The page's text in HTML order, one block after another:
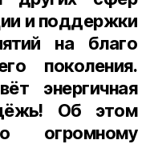
и поддержки
на благо
поколения.
энергичная
Об этом
огромному